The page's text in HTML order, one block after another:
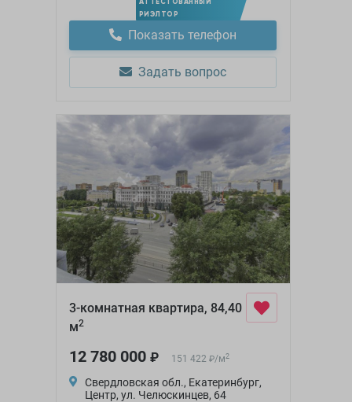
РИЭЛТОР
Показать телефон
Задать вопрос
3-комнатная квартира, 84,40
м2
12 780 000 ₽ 151 422 ₽/м2
Свердловская обл., Екатеринбург,
Центр, ул. Челюскинцев, 64